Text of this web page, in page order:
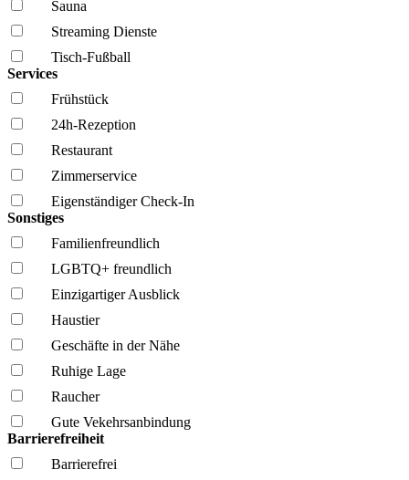
Sauna
Streaming Dienste
Tisch-Fußball
Services
Frühstück
24h-Rezeption
Restaurant
Zimmerservice
Eigenständiger Check-In
Sonstiges
Familien­freundlich
LGBTQ+ freundlich
Einzigartiger Ausblick
Haustier
Geschäfte in der Nähe
Ruhige Lage
Raucher
Gute Vekehrsanbindung
Barrierefreiheit
Barrierefrei